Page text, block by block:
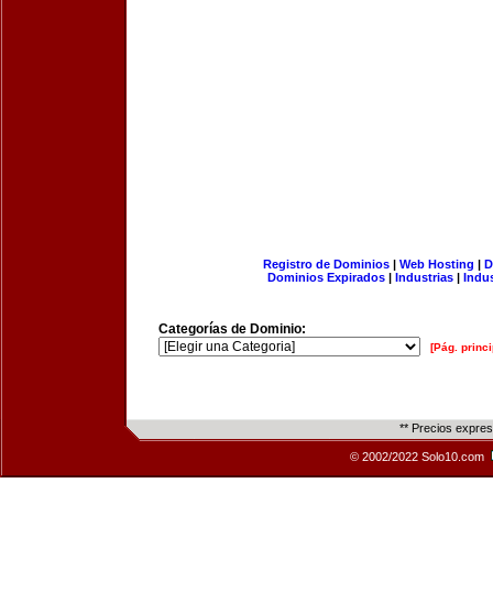
Registro de Dominios| Web Hosting |
Dominios Expirados | Industrias |
Categorías de Dominio:
[Pág.
** Precios
© 2002/2022 Solo10.com